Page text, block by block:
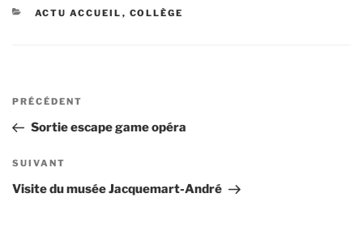
CATÉGORIES
ACTU ACCUEIL , COLLÈGE
Navigation
l’article
Article
précédent
PRÉCÉDENT
Sortie escape game opéra
Article
suivant
SUIVANT
Visite du musée Jacquemart-André